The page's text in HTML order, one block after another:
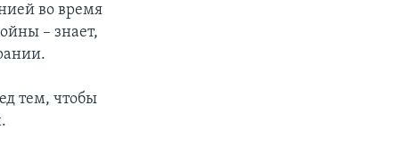
во время
– знает,
тем, чтобы